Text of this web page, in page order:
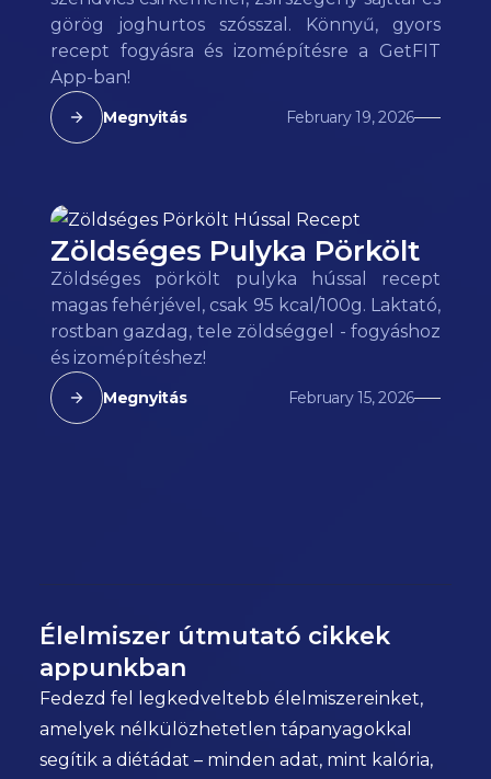
görög joghurtos szósszal. Könnyű, gyors
recept fogyásra és izomépítésre a GetFIT
App-ban!
Megnyitás February 19, 2026
Zöldséges Pulyka Pörkölt
Zöldséges pörkölt pulyka hússal recept
magas fehérjével, csak 95 kcal/100g. Laktató,
rostban gazdag, tele zöldséggel - fogyáshoz
és izomépítéshez!
Megnyitás February 15, 2026
Élelmiszer útmutató cikkek
appunkban
Fedezd fel legkedveltebb élelmiszereinket,
amelyek nélkülözhetetlen tápanyagokkal
segítik a diétádat – minden adat, mint kalória,